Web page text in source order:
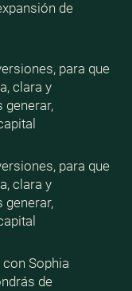
de
para que
clara y
generar,
para que
clara y
generar,
Sophia
de